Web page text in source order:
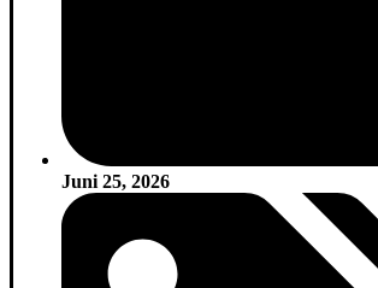
Juni 25, 2026